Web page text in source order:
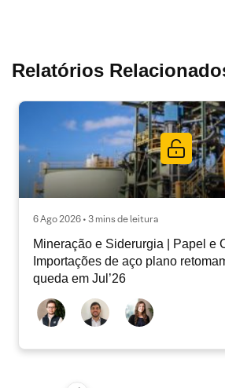
Relatórios
6 Ago 2026 • 3 mins de leitura
Mineração e Siderurgia | Papel e
Importações de aço plano
queda em Jul’26